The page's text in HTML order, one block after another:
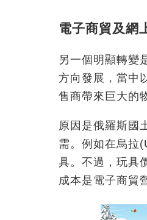
電子商貿及網
另一個明顯轉變
方向發展，當中
售商帶來巨大的
原因是俄羅斯國
需。例如在烏拉
具。不過，玩具
成本是電子商貿